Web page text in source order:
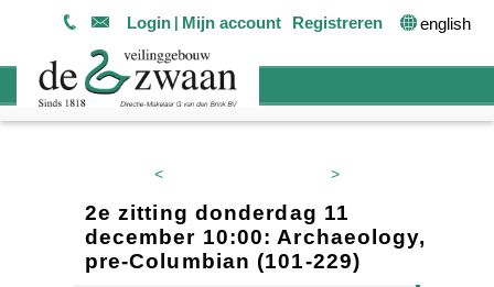
Login Mijn account Registreren english
< >
2e zitting donderdag 11
december 10:00: Archaeology,
pre-Columbian (101-229)